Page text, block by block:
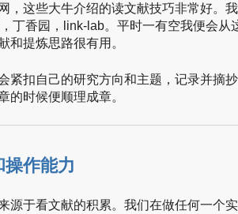
，这些大牛介绍的读文献技巧非常好。
丁香园，link-lab。平时一有空我便会从
和提炼思路很有用。
紧扣自己的研究方向和主题，记录并摘
的时候便顺理成章。
作能力
源于看文献的积累。我们在做任何一个